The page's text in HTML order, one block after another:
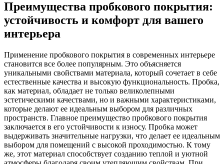
Преимущества пробкового покрытия:
устойчивость и комфорт для вашего
интерьера
Применение пробкового покрытия в современных интерьере
становится все более популярным. Это объясняется
уникальными свойствами материала, который сочетает в себе
естественные качества и высокую функциональность. Пробка,
как материал, обладает не только великолепными
эстетическими качествами, но и важными характеристиками,
которые делают ее идеальным выбором для различных
пространств. Главное преимущество пробкового покрытия
заключается в его устойчивости к износу. Пробка может
выдерживать значительные нагрузки, что делает ее идеальным
выбором для помещений с высокой проходимостью. К тому
же, этот материал способствует созданию теплой и уютной